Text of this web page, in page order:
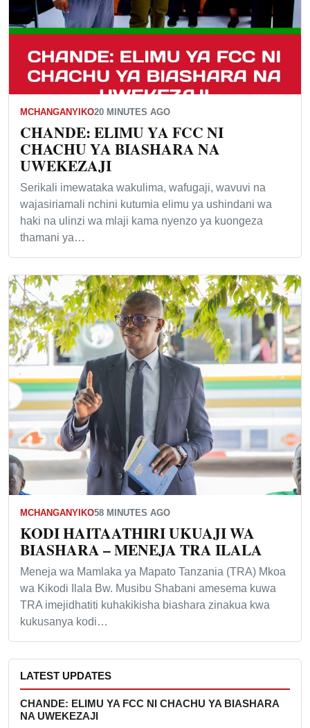
MCHANGANYIKO20 MINUTES AGO
CHANDE: ELIMU YA FCC NI
CHACHU YA BIASHARA NA
UWEKEZAJI
Serikali imewataka wakulima, wafugaji, wavuvi na
wajasiriamali nchini kutumia elimu ya ushindani wa
haki na ulinzi wa mlaji kama nyenzo ya kuongeza
thamani ya…
MCHANGANYIKO58 MINUTES AGO
KODI HAITAATHIRI UKUAJI WA
BIASHARA – MENEJA TRA ILALA
Meneja wa Mamlaka ya Mapato Tanzania (TRA) Mkoa
wa Kikodi Ilala Bw. Musibu Shabani amesema kuwa
TRA imejidhatiti kuhakikisha biashara zinakua kwa
kukusanya kodi…
LATEST UPDATES
CHANDE: ELIMU YA FCC NI CHACHU YA BIASHARA
NA UWEKEZAJI